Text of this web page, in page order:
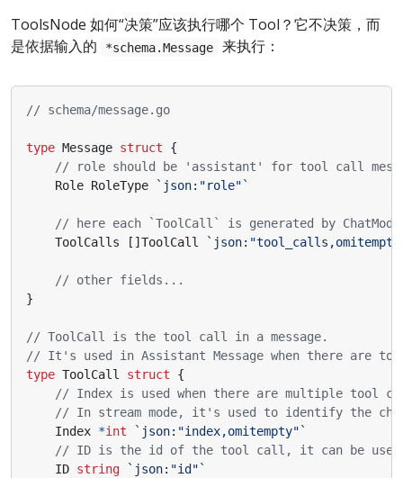
ToolsNode 如何“决策”应该执行哪个 Tool？它不决策，而
是依据输入的
*schema.Message 来执行：
// schema/message.go
type Message struct
{
// role should be 'assistant' for tool call
Role RoleType `json:"role"`
// here each `ToolCall` is generated by
ToolCalls
[] ToolCall
// other fields...
}
// ToolCall is the tool call in a message.
// It's used in Assistant Message when there are
type ToolCall struct
{
// Index is used when there are multiple tool
// In stream mode, it's used to identify the
Index *int
`json:"index,omitempty"`
// ID is the id of the tool call, it can be
ID string
`json:"id"`